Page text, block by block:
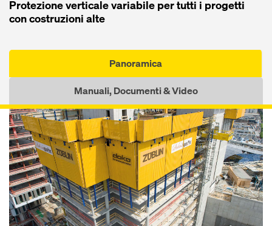
Protezione verticale variabile per tutti i progetti
con costruzioni alte
Panoramica
Manuali, Documenti & Video